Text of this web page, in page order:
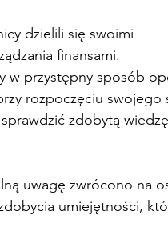
dzielili się swoimi
finansami.
w przystępny sposób
rozpoczęciu swojego
zdobytą
uwagę zwrócono na
umiejętności,